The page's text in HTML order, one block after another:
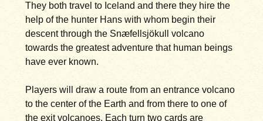
They both travel to Iceland and there they hire the
help of the hunter Hans with whom begin their
descent through the Snæfellsjökull volcano
towards the greatest adventure that human beings
have ever known.
Players will draw a route from an entrance volcano
to the center of the Earth and from there to one of
the exit volcanoes. Each turn two cards are